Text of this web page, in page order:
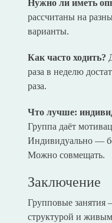
Нужно ли иметь
рассчитаны на
варианты.
Как часто ходить?
раза в неделю
раза.
Что лучше:
Группа даёт
Индивидуально —
Можно совмещать.
Заключение
Групповые занятия
структурой и